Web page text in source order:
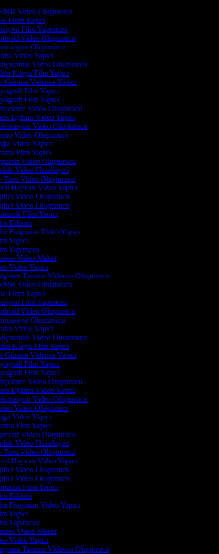
Video Oluşturucu
Filmi Yapıcı
Film Yapımcısı
Video Oluşturucu
Oluşturucu
Video Yapıcı
Video Oluşturucu
Kurgu Film Yapıcı
Günüm Videosu Yapıcı
Film Yapıcı
Film Yapıcı
Video Oluşturucu
Eğitimi Video Yapıcı
Video Oluşturucu
Video Oluşturucu
Video Yapıcı
Film Yapıcı
Video Oluşturucu
Video Hazırlayıcı
Turu Video Oluşturucu
Hayvan Video Yapıcı
Video Oluşturucu
Video Oluşturucu
Film Yapıcı
Editörü
Fragmanı Video Yapıcı
Yapıcı
Yapımcısı
Video Maker
Video Yapıcı
Tanıtım Videosu Oluşturucu
Video Oluşturucu
Filmi Yapıcı
Film Yapımcısı
Video Oluşturucu
Oluşturucu
Video Yapıcı
Video Oluşturucu
Kurgu Film Yapıcı
Günüm Videosu Yapıcı
Film Yapıcı
Film Yapıcı
Video Oluşturucu
Eğitimi Video Yapıcı
Video Oluşturucu
Video Oluşturucu
Video Yapıcı
Film Yapıcı
Video Oluşturucu
Video Hazırlayıcı
Turu Video Oluşturucu
Hayvan Video Yapıcı
Video Oluşturucu
Video Oluşturucu
Film Yapıcı
Editörü
Fragmanı Video Yapıcı
Yapıcı
Yapımcısı
Video Maker
Video Yapıcı
Tanıtım Videosu Oluşturucu